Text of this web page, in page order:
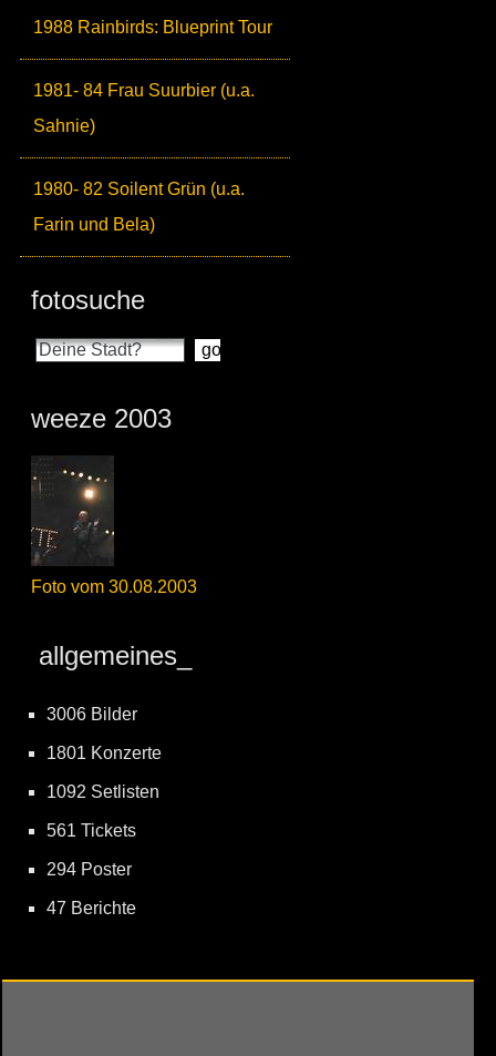
1988 Rainbirds: Blueprint Tour
1981- 84 Frau Suurbier (u.a.
Sahnie)
1980- 82 Soilent Grün (u.a.
Farin und Bela)
fotosuche
weeze 2003
Foto vom 30.08.2003
allgemeines_
3006 Bilder
1801 Konzerte
1092 Setlisten
561 Tickets
294 Poster
47 Berichte